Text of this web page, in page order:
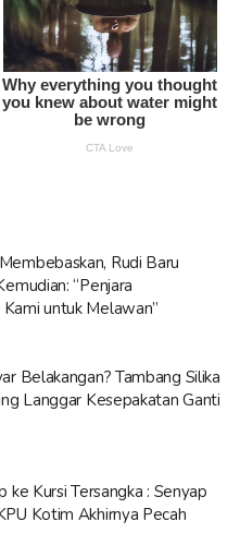
Rudi Baru
“Penjara
untuk Melawan”
Belakangan? Tambang Silika
Langgar Kesepakatan Ganti
ke Kursi Tersangka : Senyap
Kotim Akhirnya Pecah